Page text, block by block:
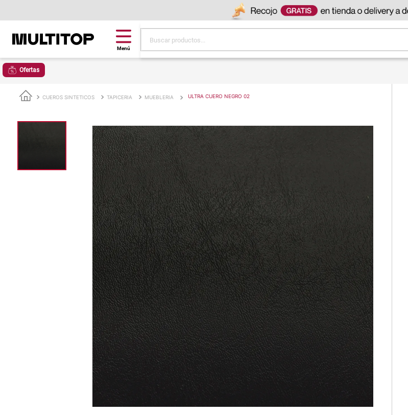
Ofertas
CUEROS SINTETICOS TAPICERIA MUEBLERIA ULTRA CUERO NEGRO 02
alfombra
espuma
piso
tela
cojin
lona
pisos
tapete